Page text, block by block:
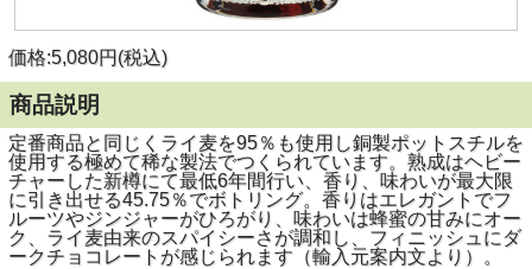
価格:5,080円(税込)
商品説明
定番商品と同じくライ麦を95％も使用し銅製ポットスチルを
使用する極めて稀な製法でつくられています。熟成はヘビー
チャーした新樽にて最低6年間行い、香り、味わいが最大限
に引き出せる45.75％でボトリング。香りはエレガントでフ
ルーツやジンジャーがひろがり、味わいは蜂蜜の甘みにオー
ク、ライ麦由来のスパイシーさが調和し、フィニッシュにダ
ークチョコレートが感じられます（輸入元案内文より）。